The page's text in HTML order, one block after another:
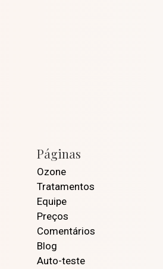
Páginas
Ozone
Tratamentos
Equipe
Preços
Comentários
Blog
Auto-teste